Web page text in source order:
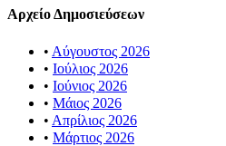
Αρχείο Δημοσιεύσεων
• Αύγουστος 2026
• Ιούλιος 2026
• Ιούνιος 2026
• Μάιος 2026
• Απρίλιος 2026
• Μάρτιος 2026